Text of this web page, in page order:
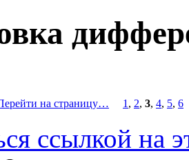
на страницу… 1 , 2, 3, 4, 5, 6